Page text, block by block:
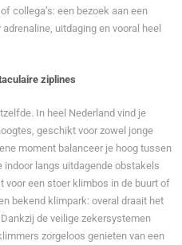
collega’s: een bezoek aan een
uitdaging en vooral heel
ziplines
In heel Nederland vind je
geschikt voor zowel jonge
moment balanceer je hoog tussen
indoor langs uitdagende obstakels
voor een stoer klimbos in de buurt of
bekend klimpark: overal draait het
de veilige zekersystemen
zorgeloos genieten van een